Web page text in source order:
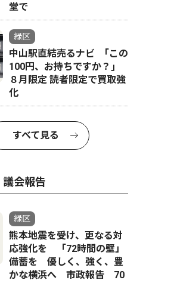
堂で
緑区
中山駅直結売るナビ ｢この
100円、お持ちですか？｣
８月限定 読者限定で買取強
化
すべて見る
会報告
緑区
熊本地震を受け、更なる対
応強化を 「72時間の壁」
備蓄を 優しく、強く、豊
かな横浜へ 市政報告 70